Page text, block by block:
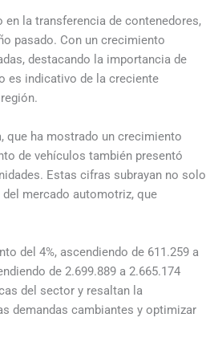
la transferencia de contenedores,
pasado. Con un crecimiento
destacando la importancia de
es indicativo de la creciente
que ha mostrado un crecimiento
de vehículos también presentó
Estas cifras subrayan no solo
mercado automotriz, que
del 4%, ascendiendo de 611.259 a
de 2.699.889 a 2.665.174
del sector y resaltan la
demandas cambiantes y optimizar